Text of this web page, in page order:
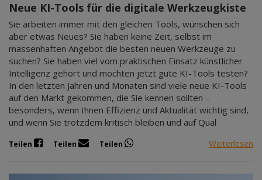
Neue KI-Tools für die digitale Werkzeugkiste
Sie arbeiten immer mit den gleichen Tools, wünschen sich
aber etwas Neues? Sie haben keine Zeit, selbst im
massenhaften Angebot die besten neuen Werkzeuge zu
suchen? Sie haben viel vom praktischen Einsatz künstlicher
Intelligenz gehört und möchten jetzt gute KI-Tools testen?
In den letzten Jahren und Monaten sind viele neue KI-Tools
auf den Markt gekommen, die Sie kennen sollten –
besonders, wenn Ihnen Effizienz und Aktualität wichtig sind,
und wenn Sie trotzdem kritisch bleiben und auf Qual
Teilen Teilen Teilen Weiterlesen